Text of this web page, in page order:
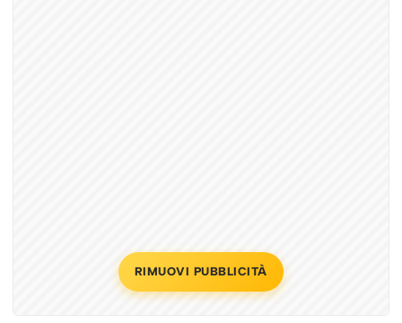
RIMUOVI PUBBLICITÀ